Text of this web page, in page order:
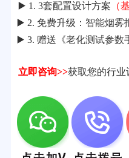
▶️ 1. 3套配置设计方案 （
▶️ 2. 免费升级：智能烟雾
▶️ 3. 赠送《老化测试参数
立即咨询>>获取您的行业